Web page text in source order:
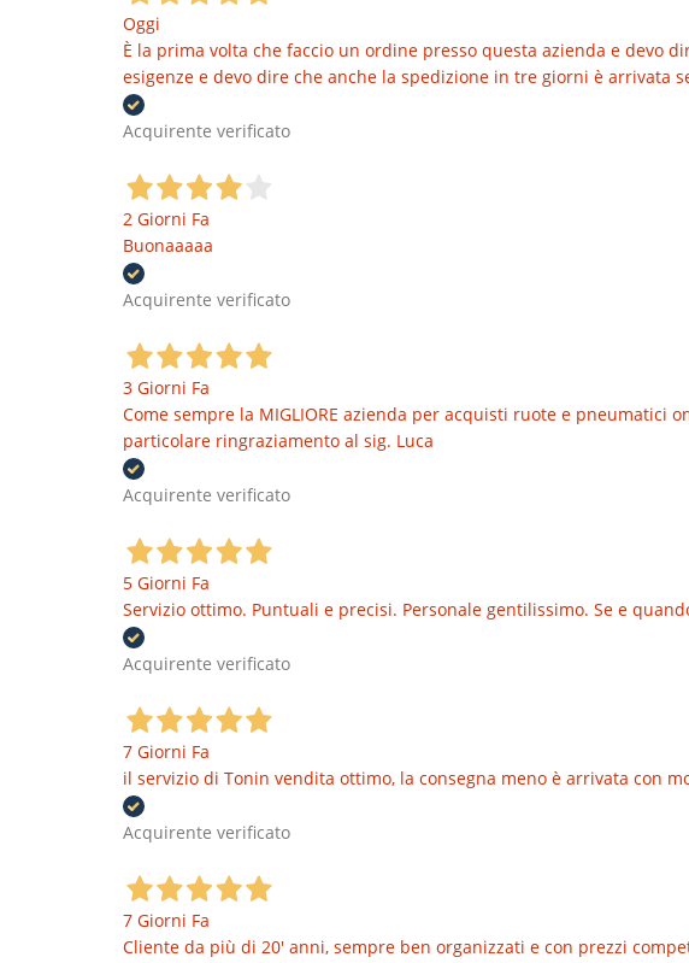
Oggi
È la prima volta che faccio un ordine presso questa azienda e devo
esigenze e devo dire che anche la spedizione in tre giorni è
Acquirente verificato
2 Giorni Fa
Buonaaaaa
Acquirente verificato
3 Giorni Fa
Come sempre la MIGLIORE azienda per acquisti ruote e pneumatici
particolare ringraziamento al sig. Luca
Acquirente verificato
5 Giorni Fa
Servizio ottimo. Puntuali e precisi. Personale gentilissimo. Se e
Acquirente verificato
7 Giorni Fa
il servizio di Tonin vendita ottimo, la consegna meno è arrivata con
Acquirente verificato
7 Giorni Fa
Cliente da più di 20' anni, sempre ben organizzati e con prezzi